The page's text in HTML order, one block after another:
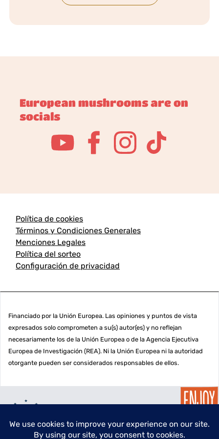
European mushrooms are on
socials
Política de cookies
Términos y Condiciones Generales
Menciones Legales
Política del sorteo
Configuración de privacidad
Financiado por la Unión Europea. Las opiniones y puntos de vista
expresados solo comprometen a su(s) autor(es) y no reflejan
necesariamente los de la Unión Europea o de la Agencia Ejecutiva
Europea de Investigación (REA). Ni la Unión Europea ni la autoridad
otorgante pueden ser considerados responsables de ellos.